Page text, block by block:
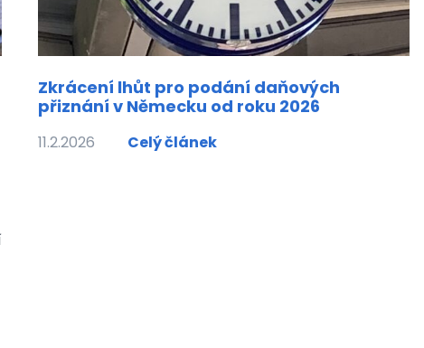
Zkrácení lhůt pro podání daňových
přiznání v Německu od roku 2026
11.2.2026 Celý článek